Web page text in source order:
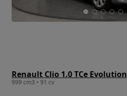
Renault Clio 1.0 TCe Evolution
999 cm3 • 91 cv